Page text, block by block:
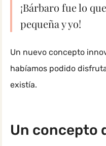
¡Bárbaro fue lo
pequeña y yo!
Un nuevo concepto
habíamos podido
existía.
Un concepto